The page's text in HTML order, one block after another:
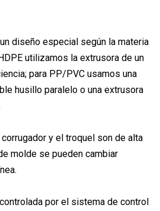
diseño especial según la materia
utilizamos la extrusora de un
para PP/PVC usamos una
husillo paralelo o una extrusora
y el troquel son de alta
molde se pueden cambiar
por el sistema de control